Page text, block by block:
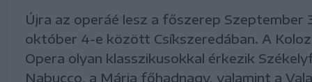
Újra az operáé lesz a főszerep Szeptember
október 4-e között Csíkszeredában. A
Opera olyan klasszikusokkal érkezik
Nabucco, a Mária főhadnagy, valamint a